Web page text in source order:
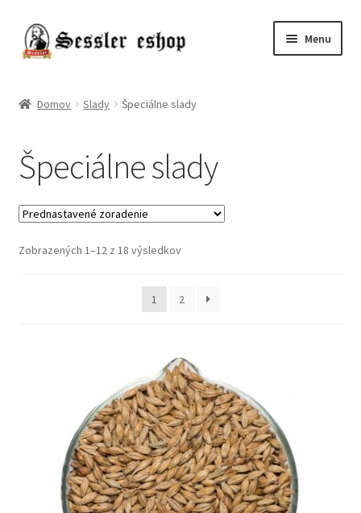
Menu
Slady
Pivo
Príslušenstvo
Domov Slady Špeciálne slady
Špeciálne slady
Zobrazených 1–12 z 18 výsledkov
1 2